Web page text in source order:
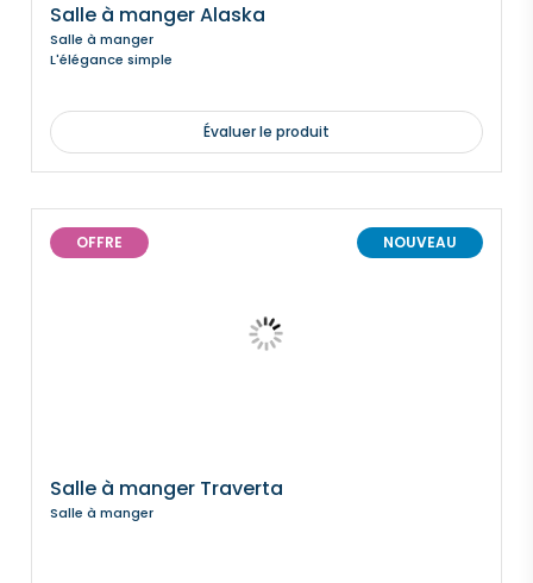
Salle à manger Alaska
Salle à manger
L'élégance simple
Évaluer le produit
OFFRE NOUVEAU
Salle à manger Traverta
Salle à manger